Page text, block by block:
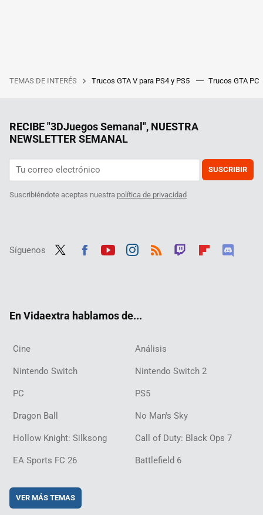
TEMAS DE INTERÉS Trucos GTA V para PS4 y PS5 Trucos GTA PC
RECIBE "3DJuegos Semanal", NUESTRA
NEWSLETTER SEMANAL
SUSCRIBIR
Suscribiéndote aceptas nuestra política de privacidad
Síguenos
En Vidaextra hablamos de...
Cine Análisis
Nintendo Switch Nintendo Switch 2
PC PS5
Dragon Ball No Man's Sky
Hollow Knight: Silksong Call of Duty: Black Ops 7
EA Sports FC 26 Battlefield 6
VER MÁS TEMAS